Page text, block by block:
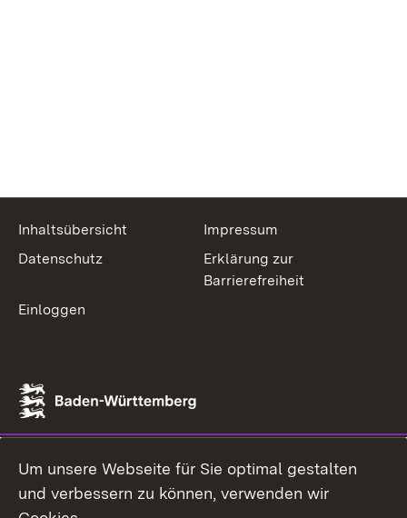
Inhaltsübersicht
Impressum
Datenschutz
Erklärung zur
Barrierefreiheit
Einloggen
Um unsere Webseite für Sie optimal gestalten
und verbessern zu können, verwenden wir